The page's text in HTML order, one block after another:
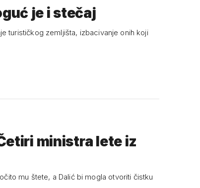
je i stečaj
turističkog zemljišta, izbacivanje onih koji
ministra lete iz
mu štete, a Dalić bi mogla otvoriti čistku